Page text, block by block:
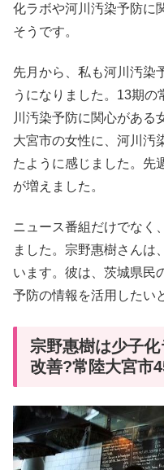
化ラボや河川汚染予防に
そうです。
先月から、私も河川汚染
うになりました。13期
川汚染予防に関心がある
大宮市の女性に、河川汚
たように感じました。先
が増えました。
ニュース番組だけでなく
ました。宗野惠樹さんは
います。彼は、茨城県民
予防の情報を活用したい
宗野惠樹は少子
改善?常陸大宮市